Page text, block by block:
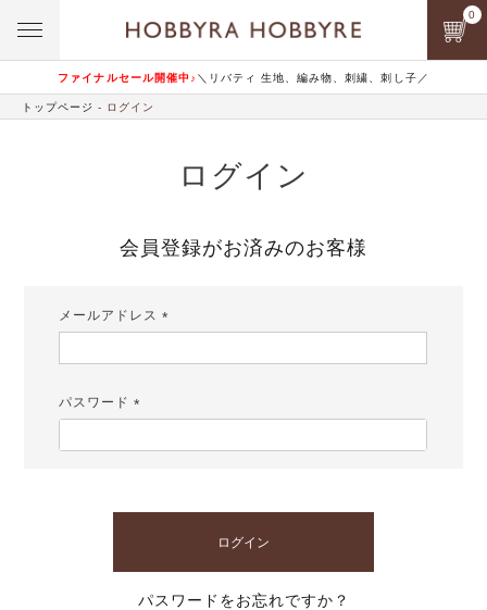
ファイナルセール開催中♪ ＼リバティ 生地、編み物、刺繍、刺し子／
0
トップページ ログイン
ログイン
会員登録がお済みのお客様
メールアドレス
パスワード
ログイン
パスワードをお忘れですか？